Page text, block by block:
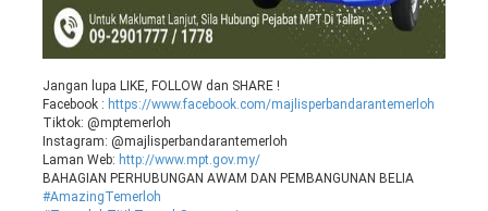
Jangan lupa LIKE, FOLLOW dan SHARE !
Facebook : https://www.facebook.com/majlisperbandarantemerloh
Tiktok: @mptemerloh
Instagram: @majlisperbandarantemerloh
Laman Web: http://www.mpt.gov.my/
BAHAGIAN PERHUBUNGAN AWAM DAN PEMBANGUNAN BELIA
#AmazingTemerloh